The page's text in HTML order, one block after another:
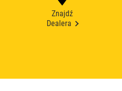
Znajdź
Dealera